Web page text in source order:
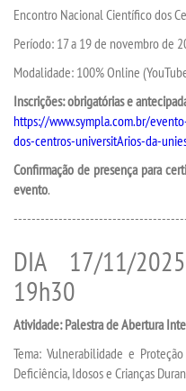
TRANSFERÊNCIA
SEGUNDA GRADUAÇÃO
MATRÍCULA
EDITAL
PUBLICAÇÕES
DESTAQUES
UNIESP NEWS
Encontro Nacional Científico dos
Período: 17 a 19 de novembro de
Modalidade: 100% Online
Inscrições: obrigatórias e
https://www.sympla.com.br/
dos-centros-universitArios-da-
Confirmação de presença para
evento.
DIA 17/11/
19h30
Atividade: Palestra de Abertura
Tema: Vulnerabilidade e
Deficiência, Idosos e Crianças